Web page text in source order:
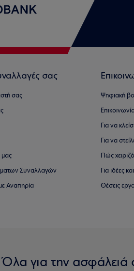
σας
σας
μας
Συναλλαγών
Αναπηρία
Ψηφιακή
Για να
Για να
Πώς
Για ιδέες
Θέσεις
Όλα για την ασφάλειά